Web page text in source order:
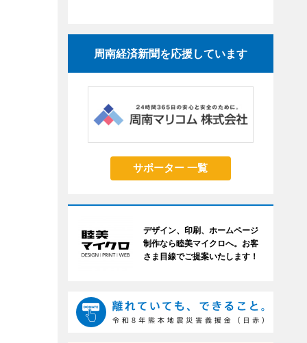
周南経済新聞を応援しています
サポーター 一覧
デザイン、印刷、ホームページ
制作なら睦美マイクロへ。お客
さま目線でご提案いたします！